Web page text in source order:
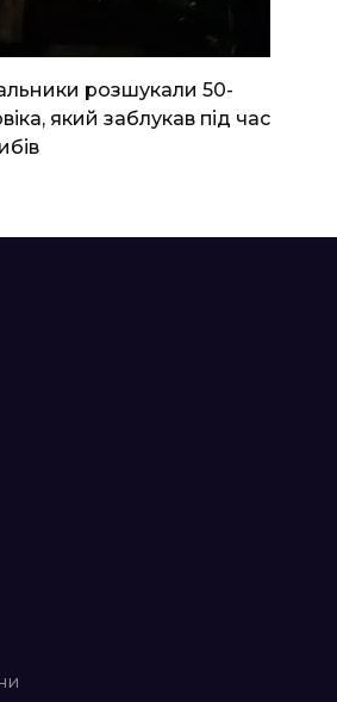
розшукали 50-
який заблукав під час